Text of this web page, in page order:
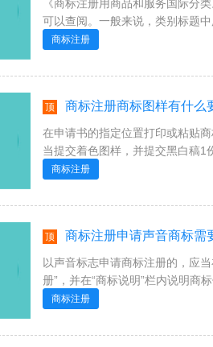
《商标注册用商品和服务国际分
可以查阅。一般来说，类别标题
属范围的一般性名称。所以要确
商标注册
顶 商标注册商标图样有什么
在申请书的指定位置打印或粘贴
当提交着色图样，并提交黑白稿1
便于粘贴，用光洁耐用的纸张印
商标注册
顶 商标注册申请声音商标需
以声音标志申请商标注册的，应
册”，并在“商标说明”栏内说明商
标图样1份，该商标图样应对申请
商标注册